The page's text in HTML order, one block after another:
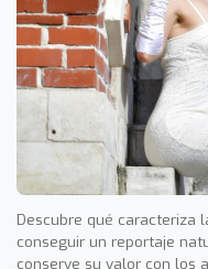
Descubre qué caracteriza
conseguir un reportaje
conserve su valor con los